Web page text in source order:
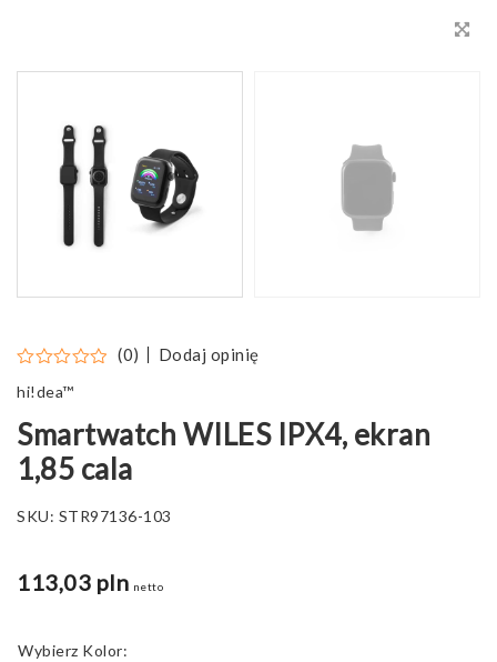
(0) Dodaj opinię
hi!dea™
Smartwatch WILES IPX4, ekran
1,85 cala
SKU: STR97136-103
113,03 pln netto
Kolor